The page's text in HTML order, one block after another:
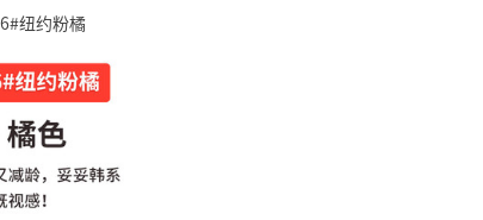
纽约粉橘